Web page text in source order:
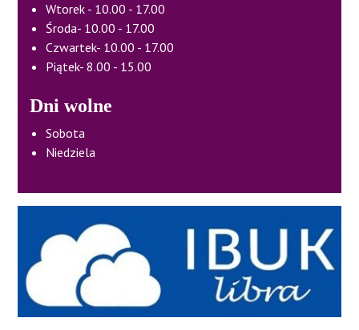
Wtorek - 10.00 - 17.00
Środa- 10.00 - 17.00
Czwartek- 10.00 - 17.00
Piątek- 8.00 - 15.00
Dni wolne
Sobota
Niedziela